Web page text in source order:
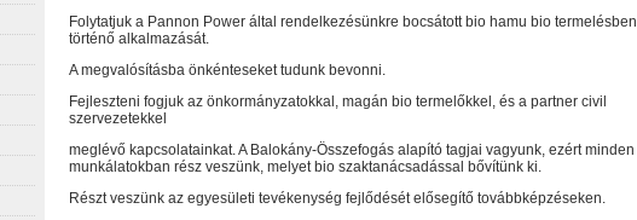
Folytatjuk a Pannon Power által rendelkezésünkre bocsátott bio hamu bio termelésben
történő alkalmazását.
A megvalósításba önkénteseket tudunk bevonni.
Fejleszteni fogjuk az önkormányzatokkal, magán bio termelőkkel, és a partner civil
szervezetekkel
meglévő kapcsolatainkat. A Balokány-Összefogás alapító tagjai vagyunk, ezért minden
munkálatokban rész veszünk, melyet bio szaktanácsadással bővítünk ki.
Részt veszünk az egyesületi tevékenység fejlődését elősegítő továbbképzéseken.